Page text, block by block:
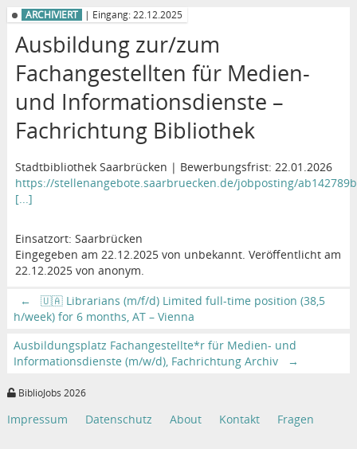
ARCHIVIERT | Eingang: 22.12.2025
Ausbildung zur/zum
Fachangestellten für Medien-
und Informationsdienste –
Fachrichtung Bibliothek
Stadtbibliothek Saarbrücken | Bewerbungsfrist: 22.01.2026
https://stellenangebote.saarbruecken.de/jobposting/
[...]
Einsatzort: Saarbrücken
Eingegeben am 22.12.2025 von unbekannt. Veröffentlicht am
22.12.2025 von anonym.
←
🇺🇦 Librarians (m/f/d) Limited full-time position (38,5
h/week) for 6 months, AT – Vienna
Ausbildungsplatz Fachangestellte*r für Medien- und
Informationsdienste (m/w/d), Fachrichtung Archiv
→
BiblioJobs 2026
Impressum Datenschutz About Kontakt Fragen